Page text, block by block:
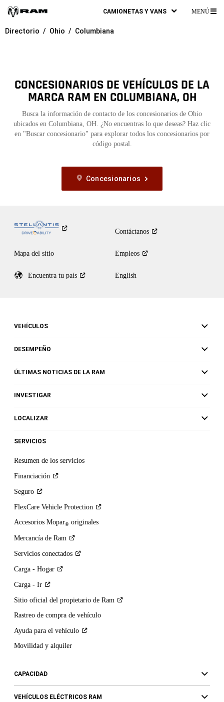
CAMIONETAS Y VANS MENÚ
Directorio Ohio Columbiana
CONCESIONARIOS DE VEHÍCULOS DE LA
MARCA RAM EN COLUMBIANA, OH
Busca la información de contacto de los concesionarios de Ohio
ubicados en Columbiana, OH. ¿No encuentras lo que deseas? Haz clic
en "Buscar concesionario" para explorar todos los concesionarios por
código postal.
Concesionarios
Contáctanos
Mapa del sitio Empleos
Encuentra tu país English
VEHÍCULOS
DESEMPEÑO
ÚLTIMAS NOTICIAS DE LA RAM
INVESTIGAR
LOCALIZAR
SERVICIOS
Resumen de los servicios
Financiación
Seguro
FlexCare Vehicle Protection
Accesorios Mopar® originales
Mercancía de Ram
Servicios conectados
Carga - Hogar
Carga - Ir
Sitio oficial del propietario de Ram
Rastreo de compra de vehículo
Ayuda para el vehículo
Movilidad y alquiler
CAPACIDAD
VEHÍCULOS ELÉCTRICOS RAM